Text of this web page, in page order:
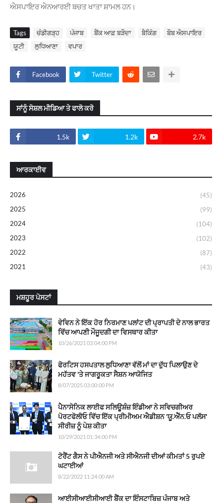
ਐਸਪਾਇਰ ਐਨਆਰਈ ਬਚਤ ਖਾਤਾ ਸ਼ਾਮਲ ਹਨ।
Tags ਚੰਡੀਗੜ੍ਹ ਪੰਜਾਬ ਬੈਂਕ ਆਫ਼ ਬੜੌਦਾ ਬੈਕਿੰਗ
ਬੌਬ ਐਸਪਾਇਰ
ਯੂਟੀ
ਲੁਧਿਆਣਾ ਵਪਾਰ
Facebook Twitter
ਸਾਂਨੂੰ ਸੋਸ਼ਲ ਮੀਡਿਆ ਤੇ ਫਾਲੋ ਕਰੋ
1.5k 1.2k 2.7k
ਆਰਕਾਈਵ
2026
(45)
2025
(99)
2024
(104)
2023
(102)
2022
(87)
2021
(43)
ਮਸ਼ਹੂਰ ਪੋਸਟਾਂ
ਵੇਵਿਨ ਨੇ ਇੱਕ ਹੋਰ ਨਿਰਮਾਣ ਪਲਾਂਟ ਦੀ ਪ੍ਰਾਪਤੀ ਦੇ ਨਾਲ ਭਾਰਤ
ਵਿੱਚ ਆਪਣੀ ਮੌਜੂਦਗੀ ਦਾ ਵਿਸਥਾਰ ਕੀਤਾ
10/26/2021 03:04:00 PM
ਫੋਰਟਿਸ ਹਸਪਤਾਲ ਲੁਧਿਆਣਾ ਵੱਲੋਂ ਮਾਂ ਦਾ ਦੁੱਧ ਪਿਲਾਉਣ ਦੇ
ਮਹੱਤਵ 'ਤੇ ਜਾਗਰੂਕਤਾ ਸੈਸ਼ਨ ਆਯੋਜਿਤ
8/07/2025 03:00:00 PM
ਪੈਨਾਸੋਨਿਕ ਲਾਈਫ ਸਲਿਊਸ਼ੰਜ਼ ਇੰਡੀਆ ਨੇ ਸਵਿਚਗੀਅਰ
ਪੋਰਟਫੋਲੀਓ ਵਿੱਚ ਇੱਕ ਪ੍ਰੀਮੀਅਮ ਐਡੀਸ਼ਨ 'ਯੂ.ਐੱਨ.ਓ ਪਲੱਸ'
ਸੀਰੀਜ਼ ਨੂੰ ਪੇਸ਼ ਕੀਤਾ
10/29/2021 01:34:00 PM
ਟੋਰੈਂਟ ਗੈਸ ਨੇ ਪੀਐਨਜੀ ਅਤੇ ਸੀਐਨਜੀ ਦੀਆਂ ਕੀਮਤਾਂ 5 ਰੁਪਏ
ਘਟਾਈਆਂ
8/22/2022 11:24:00 AM
ਆਈਸੀਆਈਸੀਆਈ ਬੈਂਕ ਦਾ ਇੰਸਟਾਬਿਜ਼ ਪੰਜਾਬ ਅਤੇ